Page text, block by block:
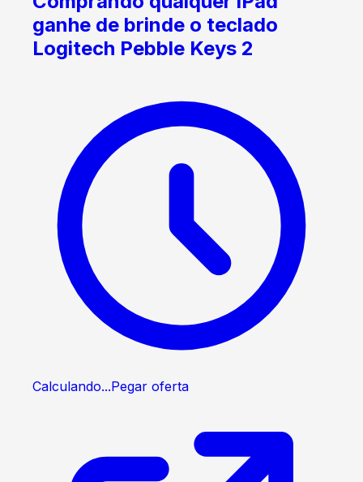
ganhe de brinde o teclado
Logitech Pebble Keys 2
Calculando...Pegar oferta